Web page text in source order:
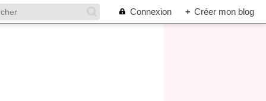
Connexion + Créer mon blog